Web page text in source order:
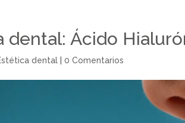
dental: Ácido
dental |0 Comentarios